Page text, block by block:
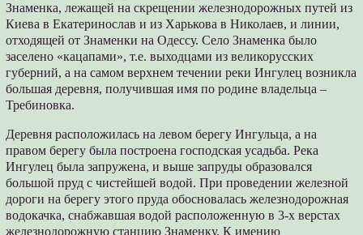
Знаменка, лежащей на скрещении железнодорожных путей из
Киева в Екатеринослав и из Харькова в Николаев, и линии,
отходящей от Знаменки на Одессу. Село Знаменка было
заселено «кацапами», т.е. выходцами из великорусских
губерний, а на самом верхнем течении реки Ингулец возникла
большая деревня, получившая имя по родине владельца –
Требиновка.
Деревня расположилась на левом берегу Ингульца, а на
правом берегу была построена господская усадьба. Река
Ингулец была запружена, и выше запруды образовался
большой пруд с чистейшей водой. При проведении железной
дороги на берегу этого пруда обосновалась железнодорожная
водокачка, снабжавшая водой расположенную в 3-х верстах
железнодорожную станцию Знаменку. К имению